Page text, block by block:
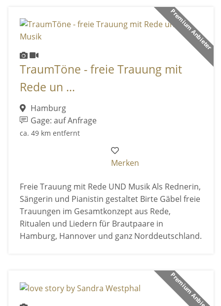
Premium Anbieter
TraumTöne - freie Trauung mit
Rede un ...
Hamburg
Gage: auf Anfrage
ca. 49 km entfernt
Merken
Freie Trauung mit Rede UND Musik Als Rednerin,
Sängerin und Pianistin gestaltet Birte Gäbel freie
Trauungen im Gesamtkonzept aus Rede,
Ritualen und Liedern für Brautpaare in
Hamburg, Hannover und ganz Norddeutschland.
Premium Anbieter